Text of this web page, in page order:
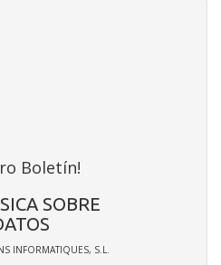
Boletín!
SOBRE
INFORMATIQUES, S.L.